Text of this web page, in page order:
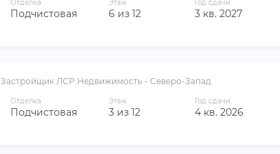
Отделка
Подчистовая
Этаж
6 из 12
Год сдачи
3 кв. 2027
Застройщик ЛСР.Недвижимость - Северо-Запад
Отделка
Подчистовая
Этаж
3 из 12
Год сдачи
4 кв. 2026